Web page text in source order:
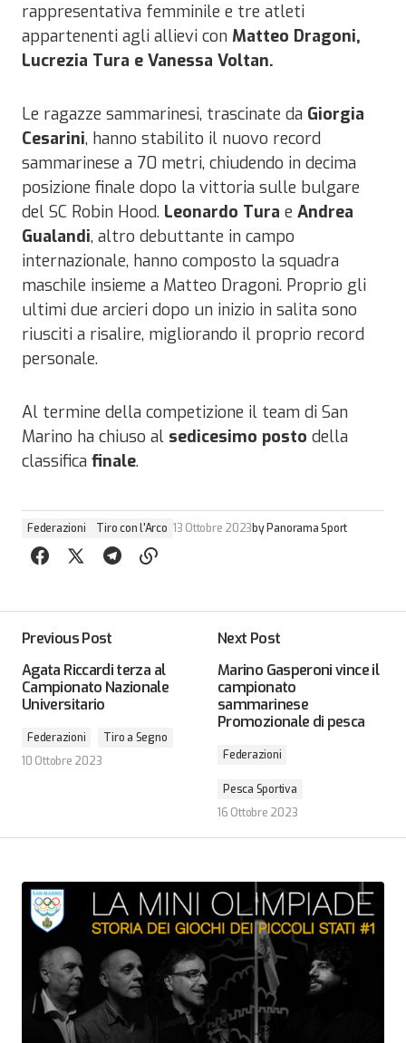
rappresentativa femminile e tre atleti
appartenenti agli allievi con Matteo Dragoni,
Lucrezia Tura e Vanessa Voltan.
Le ragazze sammarinesi, trascinate da Giorgia
Cesarini, hanno stabilito il nuovo record
sammarinese a 70 metri, chiudendo in decima
posizione finale dopo la vittoria sulle bulgare
del SC Robin Hood. Leonardo Tura e Andrea
Gualandi, altro debuttante in campo
internazionale, hanno composto la squadra
maschile insieme a Matteo Dragoni. Proprio gli
ultimi due arcieri dopo un inizio in salita sono
riusciti a risalire, migliorando il proprio record
personale.
Al termine della competizione il team di San
Marino ha chiuso al sedicesimo posto della
classifica finale.
Federazioni Tiro con l'Arco 13 Ottobre 2023byPanorama Sport
Previous Post
Agata Riccardi terza al
Campionato Nazionale
Universitario
Federazioni
Tiro a Segno
10 Ottobre 2023
Next Post
Marino Gasperoni vince il
campionato
sammarinese
Promozionale di pesca
Federazioni
Pesca Sportiva
16 Ottobre 2023